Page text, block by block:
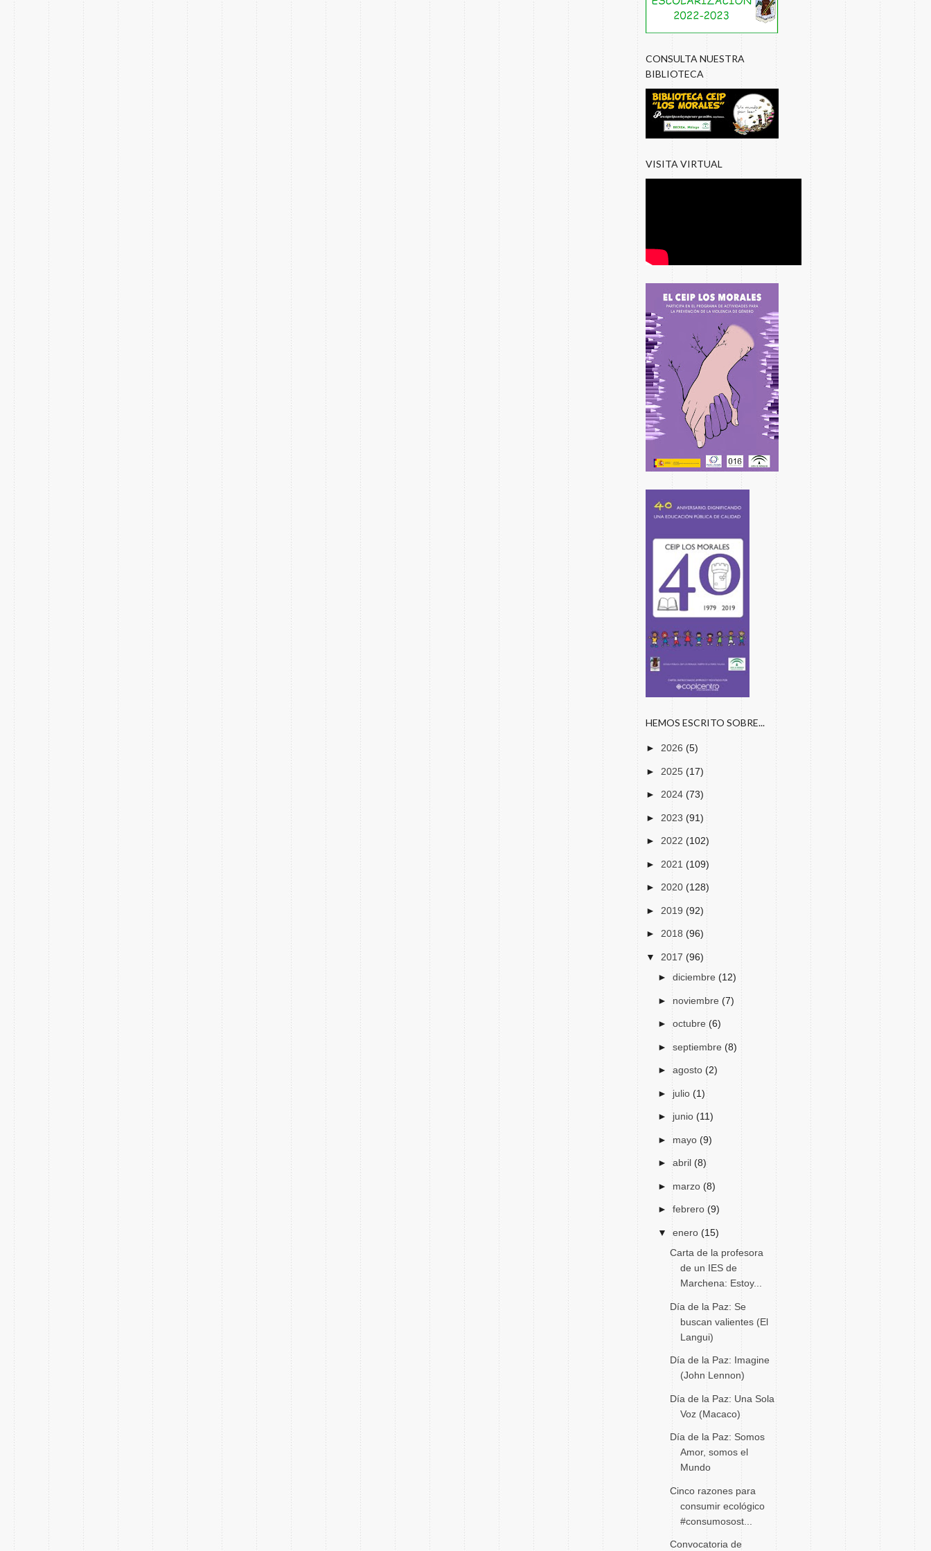
CONSULTA NUESTRA
BIBLIOTECA
VISITA VIRTUAL
HEMOS ESCRITO SOBRE...
► 2026 (5)
► 2025 (17)
► 2024 (73)
► 2023 (91)
► 2022 (102)
► 2021 (109)
► 2020 (128)
► 2019 (92)
► 2018 (96)
▼ 2017 (96)
► diciembre (12)
►noviembre (7)
►octubre(6)
► septiembre (8)
► agosto (2)
►julio (1)
► junio (11)
►mayo (9)
►abril (8)
► marzo (8)
►febrero(9)
▼enero (15)
Carta de la profesora
de un IES de
Marchena: Estoy...
Día de la Paz: Se
buscan valientes (El
Langui)
Día de la Paz: Imagine
(John Lennon)
Día de la Paz: Una Sola
Voz (Macaco)
Día de la Paz: Somos
Amor, somos el
Mundo
Cinco razones para
consumir ecológico
#consumosost...
Convocatoria de